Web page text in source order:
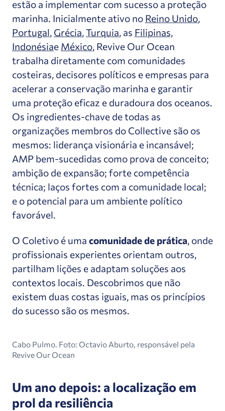
estão a implementar com sucesso a proteção
marinha. Inicialmente ativo no Reino Unido,
Portugal, Grécia,Turquia, as Filipinas,
Indonésiae México, Revive Our Ocean
trabalha diretamente com comunidades
costeiras, decisores políticos e empresas para
acelerar a conservação marinha e garantir
uma proteção eficaz e duradoura dos oceanos.
Os ingredientes-chave de todas as
organizações membros do Collective são os
mesmos: liderança visionária e incansável;
AMP bem-sucedidas como prova de conceito;
ambição de expansão; forte competência
técnica; laços fortes com a comunidade local;
e o potencial para um ambiente político
favorável.
O Coletivo é uma comunidade de prática, onde
profissionais experientes orientam outros,
partilham lições e adaptam soluções aos
contextos locais. Descobrimos que não
existem duas costas iguais, mas os princípios
do sucesso são os mesmos.
Cabo Pulmo. Foto: Octavio Aburto, responsável pela
Revive Our Ocean
Um ano depois: a localização em
prol da resiliência